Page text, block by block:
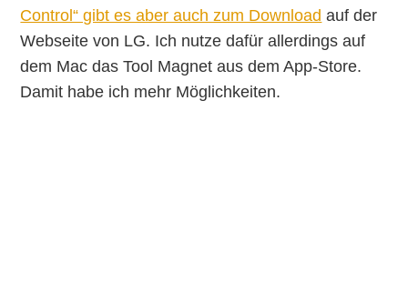
Control“ gibt es aber auch zum Download auf der
Webseite von LG. Ich nutze dafür allerdings auf
dem Mac das Tool Magnet aus dem App-Store.
Damit habe ich mehr Möglichkeiten.